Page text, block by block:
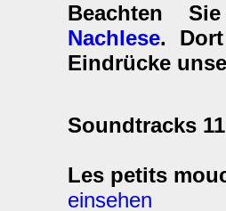
Beachten
Nachlese.
Eindrücke
Soundtracks
Les petits
einsehen